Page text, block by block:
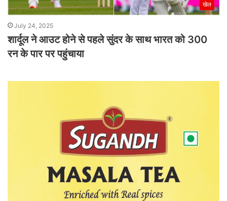
खेल
July 24, 2025
शार्दूल ने आउट होने से पहले सुंदर के साथ भारत को 300
रन के पार पर पहुंचाया